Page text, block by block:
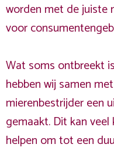
worden met de juiste
voor
Wat soms ontbreekt
hebben wij samen
mierenbestrijder een
gemaakt. Dit kan
helpen om tot een